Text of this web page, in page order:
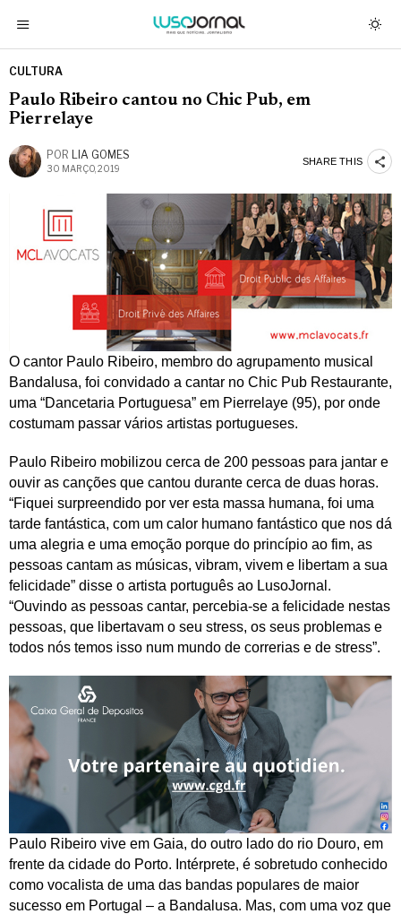
CULTURA
Paulo Ribeiro cantou no Chic Pub, em
Pierrelaye
POR LIA GOMES
30 MARÇO, 2019
SHARE THIS
O cantor Paulo Ribeiro, membro do agrupamento musical
Bandalusa, foi convidado a cantar no Chic Pub Restaurante,
uma “Dancetaria Portuguesa” em Pierrelaye (95), por onde
costumam passar vários artistas portugueses.
Paulo Ribeiro mobilizou cerca de 200 pessoas para jantar e
ouvir as canções que cantou durante cerca de duas horas.
“Fiquei surpreendido por ver esta massa humana, foi uma
tarde fantástica, com um calor humano fantástico que nos dá
uma alegria e uma emoção porque do princípio ao fim, as
pessoas cantam as músicas, vibram, vivem e libertam a sua
felicidade” disse o artista português ao LusoJornal.
“Ouvindo as pessoas cantar, percebia-se a felicidade nestas
pessoas, que libertavam o seu stress, os seus problemas e
todos nós temos isso num mundo de correrias e de stress”.
Paulo Ribeiro vive em Gaia, do outro lado do rio Douro, em
frente da cidade do Porto. Intérprete, é sobretudo conhecido
como vocalista de uma das bandas populares de maior
sucesso em Portugal – a Bandalusa. Mas, com uma voz que